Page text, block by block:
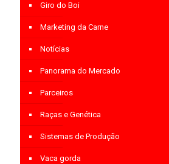
Giro do Boi
Marketing da Carne
Notícias
Panorama do Mercado
Parceiros
Raças e Genética
Sistemas de Produção
Vaca gorda